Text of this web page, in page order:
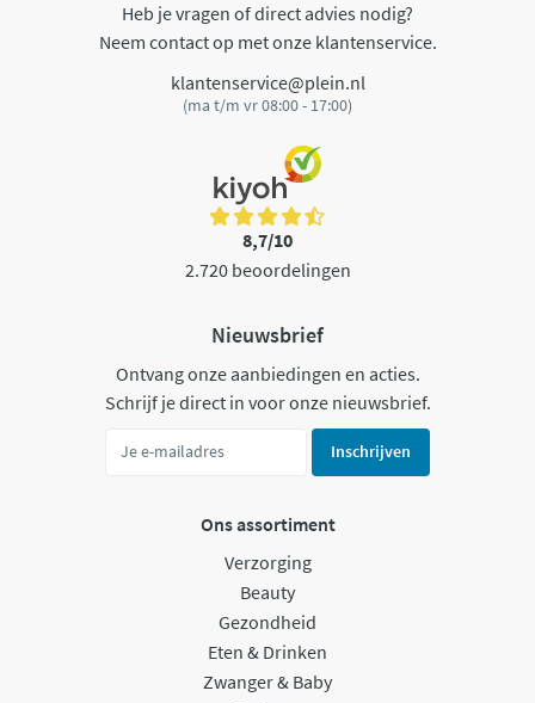
Heb je vragen of direct advies nodig?
Neem contact op met onze klantenservice.
klantenservice@plein.nl
(ma t/m vr 08:00 - 17:00)
8,7/10
2.720 beoordelingen
Nieuwsbrief
Ontvang onze aanbiedingen en acties.
Schrijf je direct in voor onze nieuwsbrief.
Inschrijven
Ons assortiment
Verzorging
Beauty
Gezondheid
Eten & Drinken
Zwanger & Baby